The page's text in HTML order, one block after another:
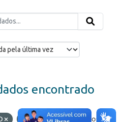
encontrado
Portfólio
Formatos: